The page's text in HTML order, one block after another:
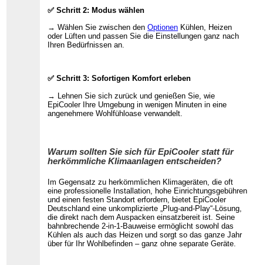
✅ Schritt 2: Modus wählen
→ Wählen Sie zwischen denOptionen Kühlen, Heizen
oder Lüften und passen Sie die Einstellungen ganz nach
Ihren Bedürfnissen an.
✅ Schritt 3: Sofortigen Komfort erleben
→ Lehnen Sie sich zurück und genießen Sie, wie
EpiCooler Ihre Umgebung in wenigen Minuten in eine
angenehmere Wohlfühloase verwandelt.
Warum sollten Sie sich für EpiCooler statt für
herkömmliche Klimaanlagen entscheiden?
Im Gegensatz zu herkömmlichen Klimageräten, die oft
eine professionelle Installation, hohe Einrichtungsgebühren
und einen festen Standort erfordern, bietet EpiCooler
Deutschland eine unkomplizierte „Plug-and-Play“-Lösung,
die direkt nach dem Auspacken einsatzbereit ist. Seine
bahnbrechende 2-in-1-Bauweise ermöglicht sowohl das
Kühlen als auch das Heizen und sorgt so das ganze Jahr
über für Ihr Wohlbefinden – ganz ohne separate Geräte.